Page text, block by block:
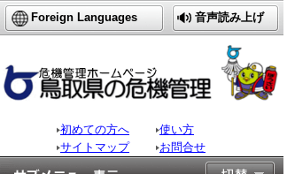
Foreign Languages 音声読み上げ
初めての方へ
使い方
サイトマップ
お問合せ